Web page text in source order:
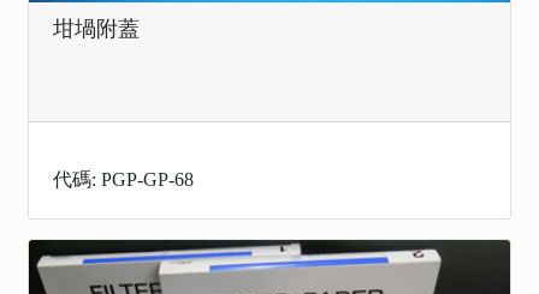
坩堝附蓋
代碼: PGP-GP-68